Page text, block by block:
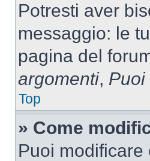
Potresti aver
messaggio: le
pagina del
argomenti, Puoi
Top
» Come
Puoi